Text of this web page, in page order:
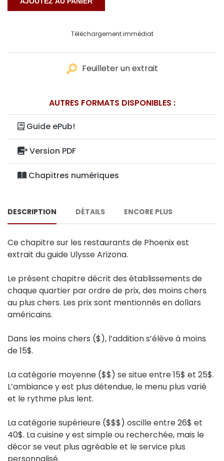
Téléchargement immédiat
Feuilleter un extrait
AUTRES FORMATS DISPONIBLES :
Guide ePub!
Version PDF
Chapitres numériques
DESCRIPTION DÉTAILS ENCORE PLUS
Ce chapitre sur les restaurants de Phoenix est
extrait du guide Ulysse Arizona.
Le présent chapitre décrit des établissements de
chaque quartier par ordre de prix, des moins chers
au plus chers. Les prix sont mentionnés en dollars
américains.
Dans les moins chers ($), l’addition s’élève à moins
de 15$.
La catégorie moyenne ($$) se situe entre 15$ et 25$.
L’ambiance y est plus détendue, le menu plus varié
et le rythme plus lent.
La catégorie supérieure ($$$) oscille entre 26$ et
40$. La cuisine y est simple ou recherchée, mais le
décor se veut plus agréable et le service plus
personnalisé.